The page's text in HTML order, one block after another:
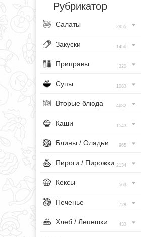
Рубрикатор
Салаты 2955
Закуски 1456
Приправы 320
Супы 1083
Вторые блюда 4682
Каши 1543
Блины / Оладьи 965
Пироги / Пирожки 2134
Кексы 563
Печенье 728
Хлеб / Лепешки 433